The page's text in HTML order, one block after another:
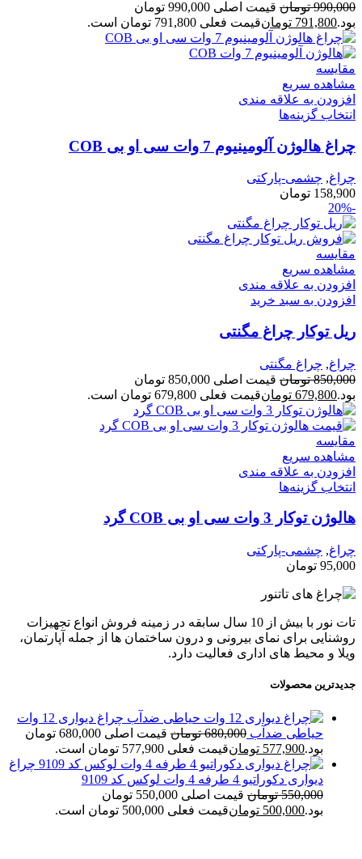
990,000 تومان
قیمت اصلی 990,000 تومان
بود.791,800 تومانقیمت فعلی 791,800 تومان است.
مقایسه
مشاهده سریع
افزودن به علاقه مندی
انتخاب گزینه‌ها
چراغ هالوژن آلومینیوم 7 وات سی او بی COB
چراغ, چشمی-پارکتی
158,900 تومان
-20%
مقایسه
مشاهده سریع
افزودن به علاقه مندی
افزودن به سبد خرید
ریل توکار چراغ مگنتی
چراغ, چراغ مگنتی
850,000 تومان
قیمت اصلی 850,000 تومان
بود.679,800 تومانقیمت فعلی 679,800 تومان است.
مقایسه
مشاهده سریع
افزودن به علاقه مندی
انتخاب گزینه‌ها
هالوژن توکار 3 وات سی او بی COB گرد
چراغ, چشمی-پارکتی
95,000 تومان
تات نور با بیش از 10 سال سابقه در زمینه فروش انواع تجهیزات
روشنایی برای نمای بیرونی و درون ساختمان ها از جمله آپارتمان،
ویلا و محیط های اداری فعالیت دارد.
جدیدترین محصولات
چراغ دیواری 12 وات
حیاطی ضدآب 680,000 تومان
قیمت اصلی 680,000 تومان
بود.577,900 تومانقیمت فعلی 577,900 تومان است.
چراغ
دیواری دکوراتیو 4 طرفه 4 وات لوکس کد 9109
550,000 تومان
قیمت اصلی 550,000 تومان
بود.500,000 تومانقیمت فعلی 500,000 تومان است.